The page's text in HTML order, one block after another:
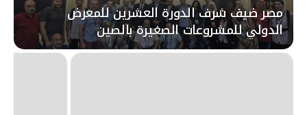
مصر ضيف شرف الدورة العشرين للمعرض
الدولي للمشروعات الصغيرة بالصين